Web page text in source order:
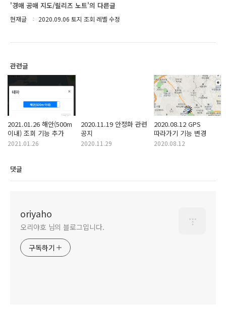
'경매 공매 지도/릴리즈 노트'의 다른글
현재글 2020.09.06 토지 조회 레벨 수정
관련글
2021.01.26 해안(500m
이내) 조회 기능 추가
2021.01.26
2020.11.19 안정화 관련
공지
2020.11.29
2020.08.12 GPS
따라가기 기능 변경
2020.08.12
댓글
oriyaho
오리야호 님의 블로그입니다.
구독하기